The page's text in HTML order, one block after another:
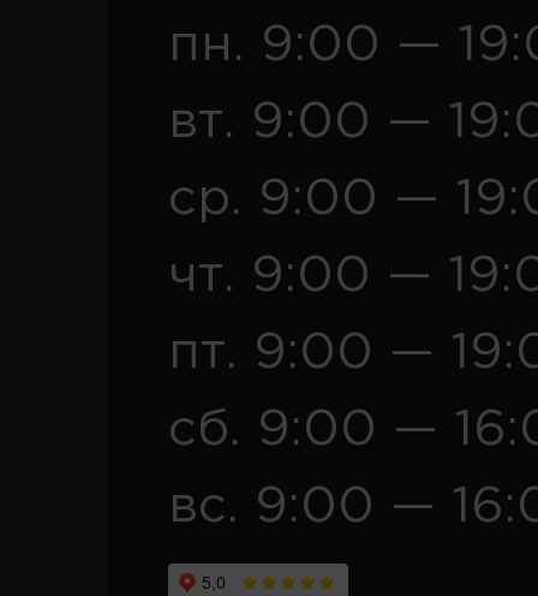
пн. 9:00 —
вт. 9:00 —
ср. 9:00 —
чт. 9:00 —
пт. 9:00 —
сб. 9:00 —
вс. 9:00 —